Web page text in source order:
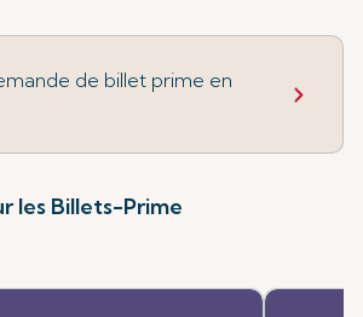
de billet prime en
les Billets-Prime